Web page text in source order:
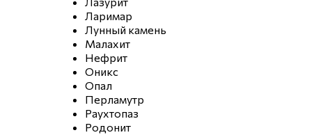
Ларимар
Лунный камень
Малахит
Нефрит
Оникс
Опал
Перламутр
Раухтопаз
Родонит